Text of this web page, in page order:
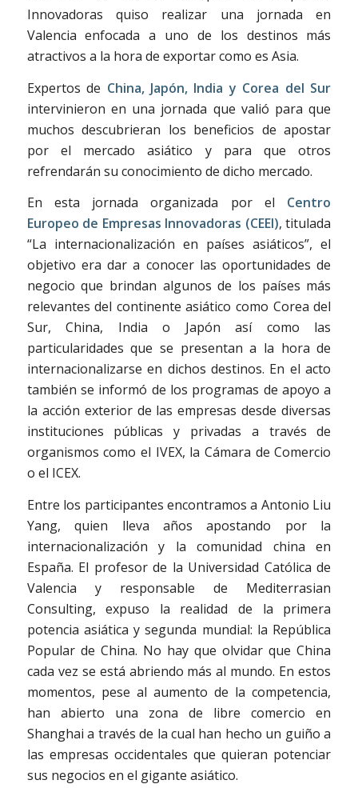
Innovadoras quiso realizar una jornada en
Valencia enfocada a uno de los destinos más
atractivos a la hora de exportar como es Asia.
Expertos de China, Japón, India y Corea del Sur
intervinieron en una jornada que valió para que
muchos descubrieran los beneficios de apostar
por el mercado asiático y para que otros
refrendarán su conocimiento de dicho mercado.
En esta jornada organizada por el Centro
Europeo de Empresas Innovadoras (CEEI), titulada
“La internacionalización en países asiáticos”, el
objetivo era dar a conocer las oportunidades de
negocio que brindan algunos de los países más
relevantes del continente asiático como Corea del
Sur, China, India o Japón así como las
particularidades que se presentan a la hora de
internacionalizarse en dichos destinos. En el acto
también se informó de los programas de apoyo a
la acción exterior de las empresas desde diversas
instituciones públicas y privadas a través de
organismos como el IVEX, la Cámara de Comercio
o el ICEX.
Entre los participantes encontramos a Antonio Liu
Yang, quien lleva años apostando por la
internacionalización y la comunidad china en
España. El profesor de la Universidad Católica de
Valencia y responsable de Mediterrasian
Consulting, expuso la realidad de la primera
potencia asiática y segunda mundial: la República
Popular de China. No hay que olvidar que China
cada vez se está abriendo más al mundo. En estos
momentos, pese al aumento de la competencia,
han abierto una zona de libre comercio en
Shanghai a través de la cual han hecho un guiño a
las empresas occidentales que quieran potenciar
sus negocios en el gigante asiático.